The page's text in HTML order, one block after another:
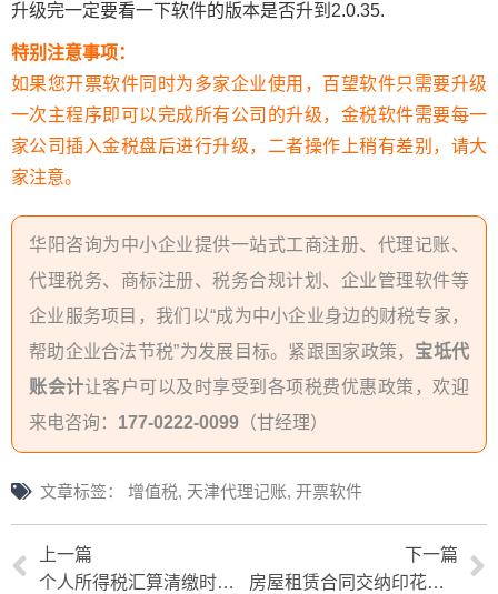
升级完一定要看一下软件的版本是否升到2.0.35.
特别注意事项：
如果您开票软件同时为多家企业使用，百望软件只需要升级
一次主程序即可以完成所有公司的升级，金税软件需要每一
家公司插入金税盘后进行升级，二者操作上稍有差别，请大
家注意。
华阳咨询为中小企业提供一站式工商注册、代理记账、
代理税务、商标注册、税务合规计划、企业管理软件等
企业服务项目，我们以“成为中小企业身边的财税专家，
帮助企业合法节税”为发展目标。紧跟国家政策， 宝坻代
账会计让客户可以及时享受到各项税费优惠政策，欢迎
来电咨询： 177-0222-0099 （甘经理）
文章标签： 增值税, 天津代理记账, 开票软件
上一篇
个人所得税汇算清缴时间规定与注意事项
下一篇
房屋租赁合同交纳印花税注意事项